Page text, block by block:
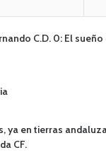
C.D. 0: El
ya en tierras
CF.